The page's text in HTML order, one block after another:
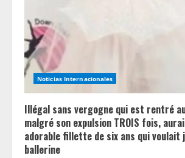
Noticias Internacionales
Illégal sans vergogne qui est rentré
malgré son expulsion TROIS fois,
adorable fillette de six ans qui voulait
ballerine